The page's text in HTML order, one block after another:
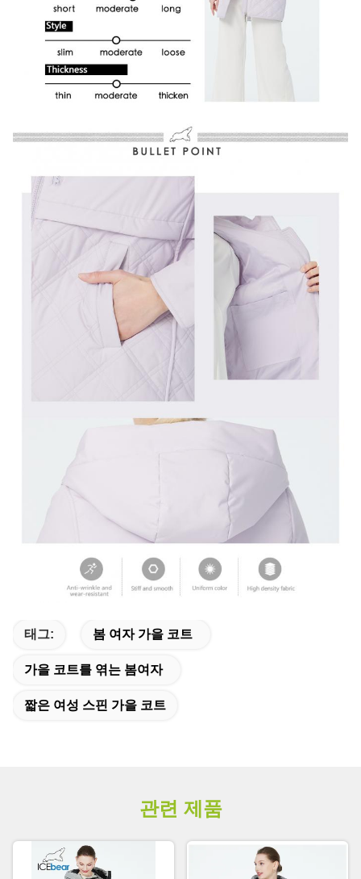
태그: 봄 여자 가을 코트
가을 코트를 엮는 봄여자
짧은 여성 스핀 가을 코트
관련 제품